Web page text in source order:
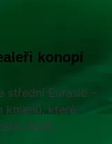
konopí
střední Eurasie –
kmenů, které
době...